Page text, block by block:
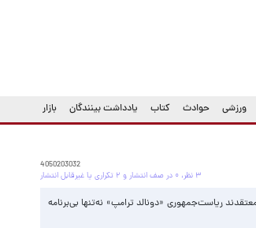
ورزشی حوادث کتاب یادداشت بینندگان بازار
4050203032
۳ نظر، ۰ در صف انتشار و ۲ تکراری یا غیرقابل انتشار
ریاست‌جمهوری «دونالد ترامپ» نه‌تنها بی‌برنامه